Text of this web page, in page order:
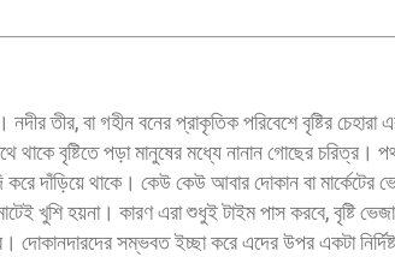
তীর, বা গহীন বনের প্রাকৃতিক পরিবেশে বৃষ্টির
থাকে বৃষ্টিতে পড়া মানুষের মধ্যে নানান গোছের চরিত্র।
করে দাঁড়িয়ে থাকে। কেউ কেউ আবার দোকান বা
খুশি হয়না। কারণ এরা শুধুই টাইম পাস করবে, বৃষ্টি
দোকানদারদের সম্ভবত ইচ্ছা করে এদের উপর একটা